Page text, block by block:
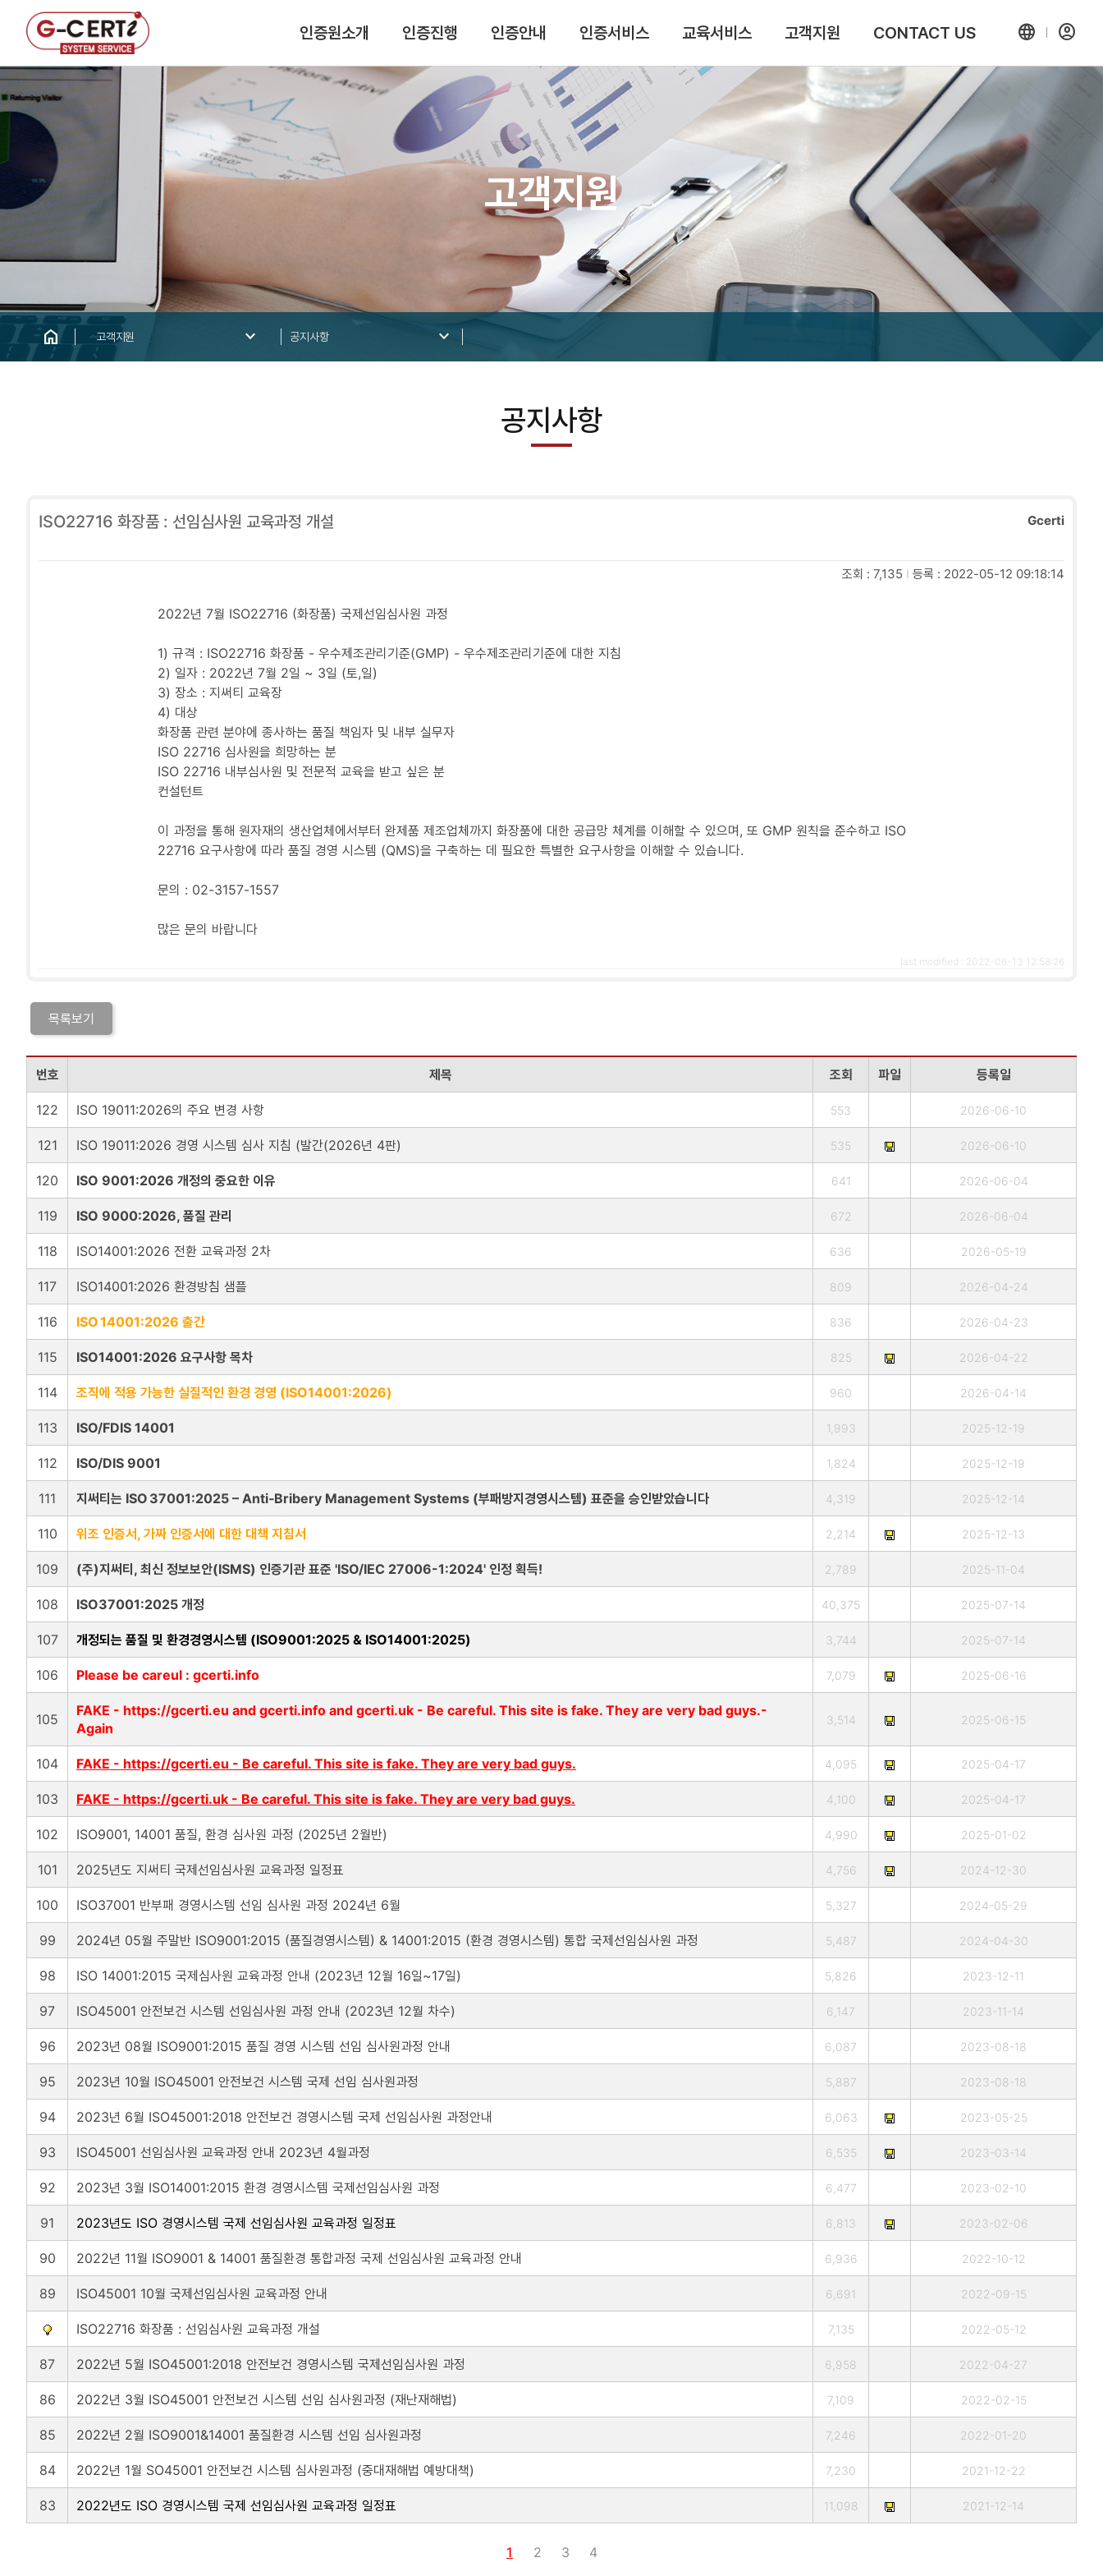
인증원소개 인증진행 인증안내 인증서비스 교육서비스 고객지원 CONTACT US language account_circle
고객지원
home 고객지원 keyboard_arrow_down 공지사항 keyboard_arrow_down
공지사항
ISO22716 화장품 : 선임심사원 교육과정 개설 Gcerti
조회 : 7,135 I 등록 : 2022-05-12 09:18:14
2022년 7월 ISO22716 (화장품) 국제선임심사원 과정
1) 규격 : ISO22716 화장품 - 우수제조관리기준(GMP) - 우수제조관리기준에 대한 지침
2) 일자 : 2022년 7월 2일 ~ 3일 (토,일)
3) 장소 : 지써티 교육장
4) 대상
화장품 관련 분야에 종사하는 품질 책임자 및 내부 실무자
ISO 22716 심사원을 희망하는 분
ISO 22716 내부심사원 및 전문적 교육을 받고 싶은 분
컨설턴트
이 과정을 통해 원자재의 생산업체에서부터 완제품 제조업체까지 화장품에 대한 공급망 체계를 이해할 수 있으며, 또 GMP 원칙을 준수하고 ISO
22716 요구사항에 따라 품질 경영 시스템 (QMS)을 구축하는 데 필요한 특별한 요구사항을 이해할 수 있습니다.
문의 : 02-3157-1557
많은 문의 바랍니다
last modified : 2022-06-13 12:58:26
목록보기
번호 제목 조회 파일 등록일
122 ISO 19011:2026의 주요 변경 사항 553 2026-06-10
121 ISO 19011:2026 경영 시스템 심사 지침 (발간(2026년 4판) 535 2026-06-10
120 ISO 9001:2026 개정의 중요한 이유 641 2026-06-04
119 ISO 9000:2026, 품질 관리 672 2026-06-04
118 ISO14001:2026 전환 교육과정 2차 636 2026-05-19
117 ISO14001:2026 환경방침 샘플 809 2026-04-24
116 ISO 14001:2026 출간 836 2026-04-23
115 ISO14001:2026 요구사항 목차 825 2026-04-22
114 조직에 적용 가능한 실질적인 환경 경영 (ISO14001:2026) 960 2026-04-14
113 ISO/FDIS 14001 1,993 2025-12-19
112 ISO/DIS 9001 1,824 2025-12-19
111 지써티는 ISO 37001:2025 – Anti‑Bribery Management Systems (부패방지경영시스템) 표준을 승인받았습니다 4,319 2025-12-14
110 위조 인증서, 가짜 인증서에 대한 대책 지침서 2,214 2025-12-13
109 (주)지써티, 최신 정보보안(ISMS) 인증기관 표준 'ISO/IEC 27006-1:2024' 인정 획득! 2,789 2025-11-04
108 ISO37001:2025 개정 40,375 2025-07-14
107 개정되는 품질 및 환경경영시스템 (ISO9001:2025 & ISO14001:2025) 3,744 2025-07-14
106 Please be careul : gcerti.info 7,079 2025-06-16
105
FAKE - https://gcerti.eu and gcerti.info and gcerti.uk - Be careful. This site is fake. They are very bad guys.-
Again
3,514 2025-06-15
104 FAKE - https://gcerti.eu - Be careful. This site is fake. They are very bad guys. 4,095 2025-04-17
103 FAKE - https://gcerti.uk - Be careful. This site is fake. They are very bad guys. 4,100 2025-04-17
102 ISO9001, 14001 품질, 환경 심사원 과정 (2025년 2월반) 4,990 2025-01-02
101 2025년도 지써티 국제선임심사원 교육과정 일정표 4,756 2024-12-30
100 ISO37001 반부패 경영시스템 선임 심사원 과정 2024년 6월 5,327 2024-05-29
99 2024년 05월 주말반 ISO9001:2015 (품질경영시스템) & 14001:2015 (환경 경영시스템) 통합 국제선임심사원 과정 5,487 2024-04-30
98 ISO 14001:2015 국제심사원 교육과정 안내 (2023년 12월 16일~17일) 5,826 2023-12-11
97 ISO45001 안전보건 시스템 선임심사원 과정 안내 (2023년 12월 차수) 6,147 2023-11-14
96 2023년 08월 ISO9001:2015 품질 경영 시스템 선임 심사원과정 안내 6,087 2023-08-18
95 2023년 10월 ISO45001 안전보건 시스템 국제 선임 심사원과정 5,887 2023-08-18
94 2023년 6월 ISO45001:2018 안전보건 경영시스템 국제 선임심사원 과정안내 6,063 2023-05-25
93 ISO45001 선임심사원 교육과정 안내 2023년 4월과정 6,535 2023-03-14
92 2023년 3월 ISO14001:2015 환경 경영시스템 국제선임심사원 과정 6,477 2023-02-10
91 2023년도 ISO 경영시스템 국제 선임심사원 교육과정 일정표 6,813 2023-02-06
90 2022년 11월 ISO9001 & 14001 품질환경 통합과정 국제 선임심사원 교육과정 안내 6,936 2022-10-12
89 ISO45001 10월 국제선임심사원 교육과정 안내 6,691 2022-09-15
ISO22716 화장품 : 선임심사원 교육과정 개설 7,135 2022-05-12
87 2022년 5월 ISO45001:2018 안전보건 경영시스템 국제선임심사원 과정 6,958 2022-04-27
86 2022년 3월 ISO45001 안전보건 시스템 선임 심사원과정 (재난재해법) 7,109 2022-02-15
85 2022년 2월 ISO9001&14001 품질환경 시스템 선임 심사원과정 7,246 2022-01-20
84 2022년 1월 SO45001 안전보건 시스템 심사원과정 (중대재해법 예방대책) 7,230 2021-12-22
83 2022년도 ISO 경영시스템 국제 선임심사원 교육과정 일정표 11,098 2021-12-14
1 2 3 4